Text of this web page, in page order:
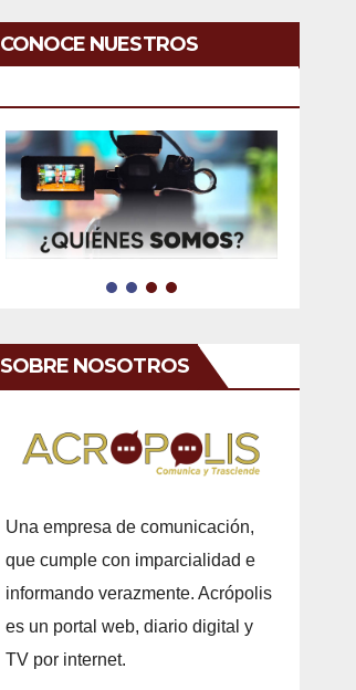
CONOCE NUESTROS
SOBRE NOSOTROS
Una empresa de comunicación,
que cumple con imparcialidad e
informando verazmente. Acrópolis
es un portal web, diario digital y
TV por internet.